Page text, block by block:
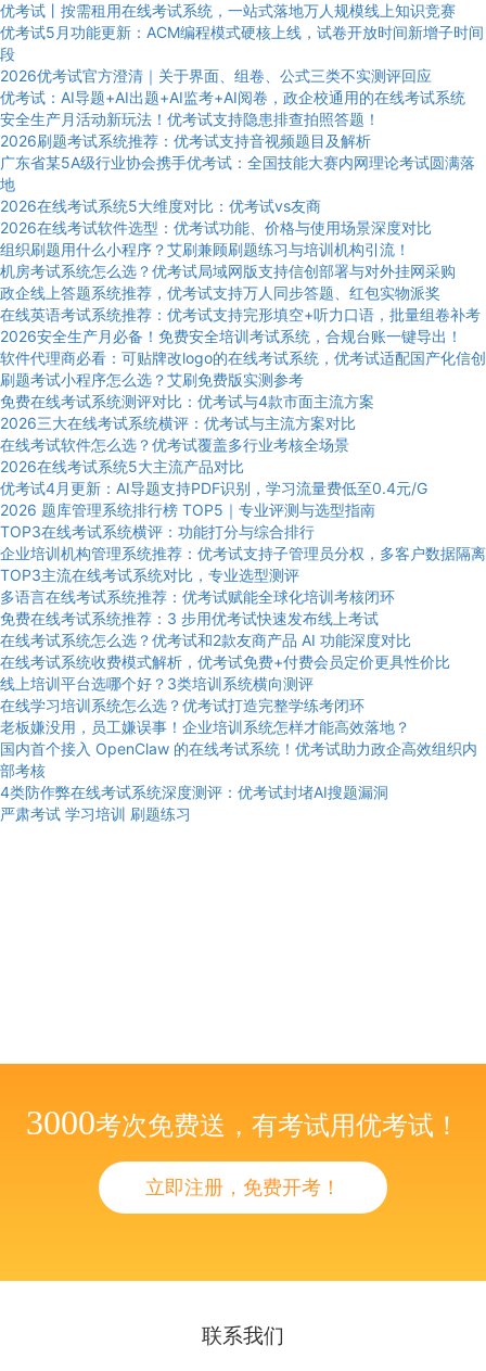
优考试丨按需租用在线考试系统，一站式落地万人规模线上知识竞赛
优考试5月功能更新：ACM编程模式硬核上线，试卷开放时间新增子时间
段
2026优考试官方澄清｜关于界面、组卷、公式三类不实测评回应
优考试：AI导题+AI出题+AI监考+AI阅卷，政企校通用的在线考试系统
安全生产月活动新玩法！优考试支持隐患排查拍照答题！
2026刷题考试系统推荐：优考试支持音视频题目及解析
广东省某5A级行业协会携手优考试：全国技能大赛内网理论考试圆满落
地
2026在线考试系统5大维度对比：优考试vs友商
2026在线考试软件选型：优考试功能、价格与使用场景深度对比
组织刷题用什么小程序？艾刷兼顾刷题练习与培训机构引流！
机房考试系统怎么选？优考试局域网版支持信创部署与对外挂网采购
政企线上答题系统推荐，优考试支持万人同步答题、红包实物派奖
在线英语考试系统推荐：优考试支持完形填空+听力口语，批量组卷补考
2026安全生产月必备！免费安全培训考试系统，合规台账一键导出！
软件代理商必看：可贴牌改logo的在线考试系统，优考试适配国产化信创
刷题考试小程序怎么选？艾刷免费版实测参考
免费在线考试系统测评对比：优考试与4款市面主流方案
2026三大在线考试系统横评：优考试与主流方案对比
在线考试软件怎么选？优考试覆盖多行业考核全场景
2026在线考试系统5大主流产品对比
优考试4月更新：AI导题支持PDF识别，学习流量费低至0.4元/G
2026 题库管理系统排行榜 TOP5｜专业评测与选型指南
TOP3在线考试系统横评：功能打分与综合排行
企业培训机构管理系统推荐：优考试支持子管理员分权，多客户数据隔离
TOP3主流在线考试系统对比，专业选型测评
多语言在线考试系统推荐：优考试赋能全球化培训考核闭环
免费在线考试系统推荐：3 步用优考试快速发布线上考试
在线考试系统怎么选？优考试和2款友商产品 AI 功能深度对比
在线考试系统收费模式解析，优考试免费+付费会员定价更具性价比
线上培训平台选哪个好？3类培训系统横向测评
在线学习培训系统怎么选？优考试打造完整学练考闭环
老板嫌没用，员工嫌误事！企业培训系统怎样才能高效落地？
国内首个接入 OpenClaw 的在线考试系统！优考试助力政企高效组织内
部考核
4类防作弊在线考试系统深度测评：优考试封堵AI搜题漏洞
严肃考试 学习培训 刷题练习
3000考次免费送，有考试用优考试！
立即注册，免费开考！
联系我们